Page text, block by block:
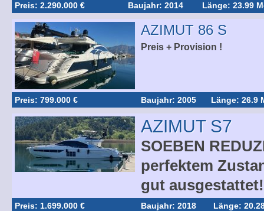
Preis: 2.290.000 € Baujahr: 2014 Länge: 23.99
AZIMUT 86 S
Preis + Provision !
Preis: 799.000 € Baujahr: 2005 Länge: 26.9
AZIMUT S7
SOEBEN
perfektem
gut ausgestattet!
Preis: 1.699.000 € Baujahr: 2018 Länge: